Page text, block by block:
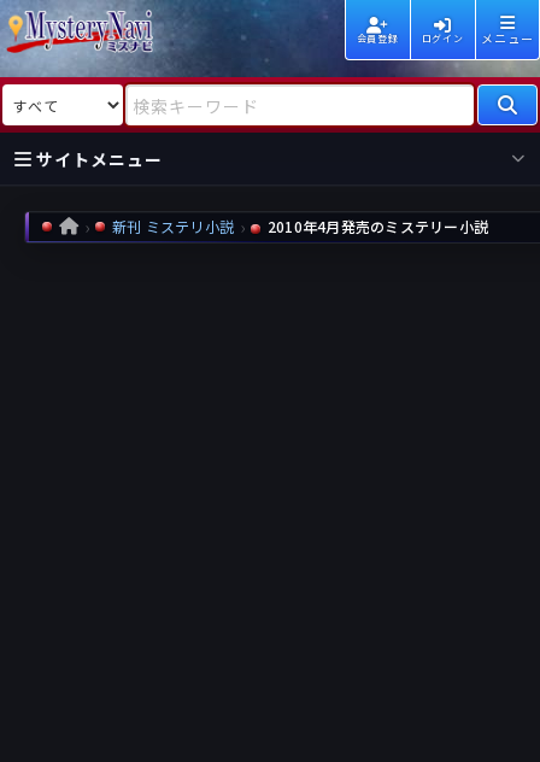
会員登録 ログイン メニュー
検索対象 検索キーワード
サイトメニュー
国内
作家
海外
作家
新着
レビュー
新刊
情報
HOME 新刊 ミステリ小説 2010年4月発売のミステリー小説